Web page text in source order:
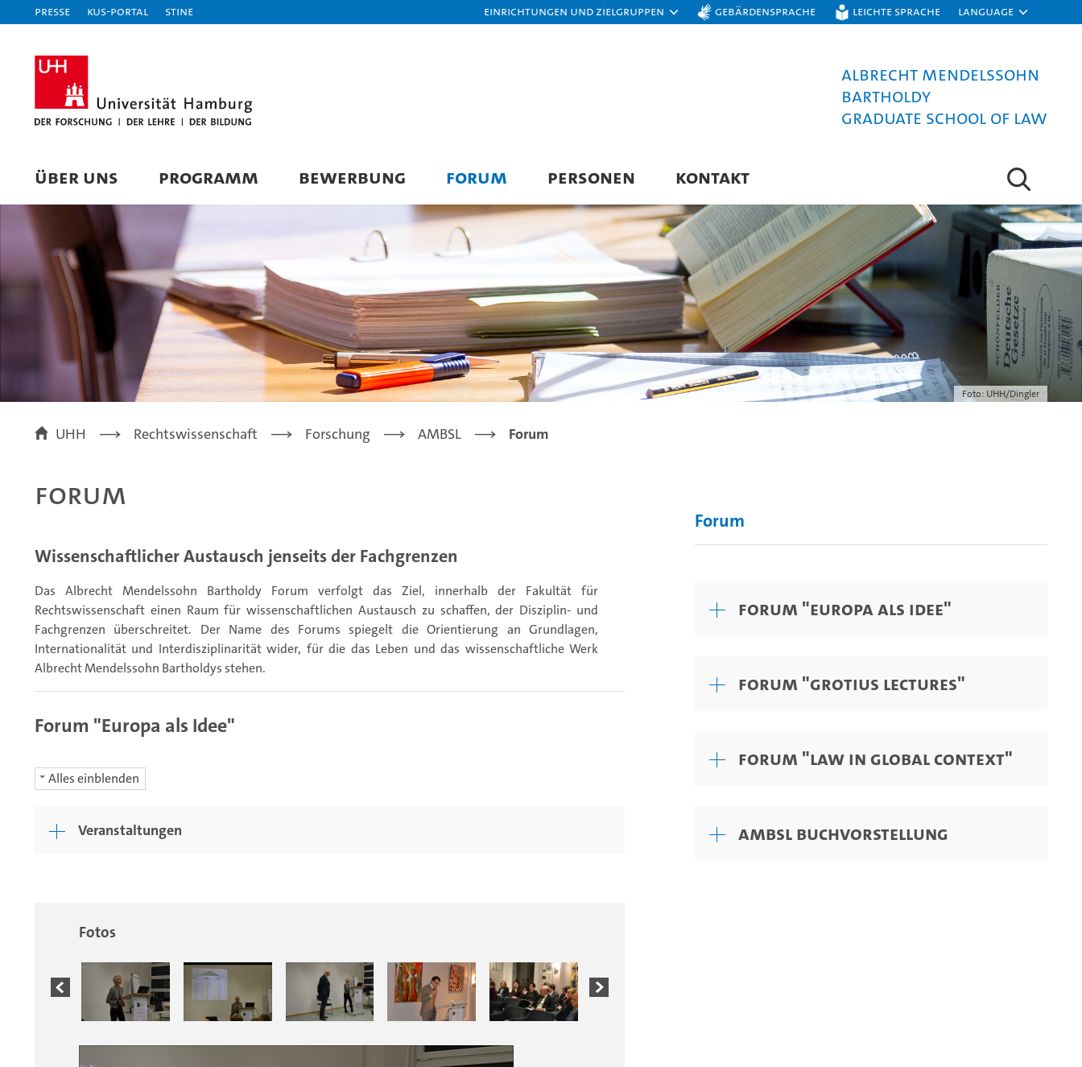
Presse KUS-Portal STiNE Einrichtungen und Zielgruppen Gebärdensprache Leichte Sprache Language
Albrecht Mendelssohn
Bartholdy
Graduate School of Law
ÜBER UNS PROGRAMM BEWERBUNG FORUM PERSONEN KONTAKT
Foto: UHH/Dingler
UHH Rechtswissenschaft Forschung AMBSL Forum
Forum
Wissenschaftlicher Austausch jenseits der Fachgrenzen
Das Albrecht Mendelssohn Bartholdy Forum verfolgt das Ziel, innerhalb der Fakultät für
Rechtswissenschaft einen Raum für wissenschaftlichen Austausch zu schaffen, der Disziplin- und
Fachgrenzen überschreitet. Der Name des Forums spiegelt die Orientierung an Grundlagen,
Internationalität und Interdisziplinarität wider, für die das Leben und das wissenschaftliche Werk
Albrecht Mendelssohn Bartholdys stehen.
Forum "Europa als Idee"
Alles einblenden
Veranstaltungen
Fotos
Forum
Forum "Europa als Idee"
Forum "Grotius Lectures"
Forum "Law in Global Context"
AMBSL Buchvorstellung